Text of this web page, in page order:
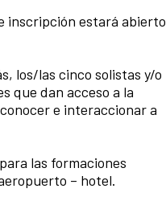
inscripción estará abierto
los/las cinco solistas y/o
que dan acceso a la
e interaccionar a
las formaciones
– hotel.